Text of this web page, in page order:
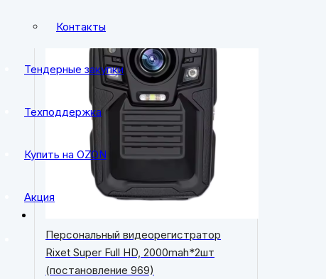
Контакты
Тендерные закупки
Техподдержка
Купить на OZON
Акция
Персональный видеорегистратор
Rixet Super Full HD, 2000mah*2шт
(постановление 969)